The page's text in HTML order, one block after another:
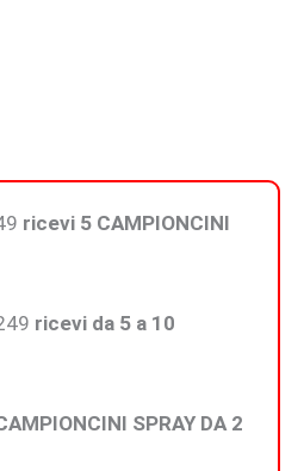
ricevi 5 CAMPIONCINI
ricevi da 5 a 10
SPRAY DA 2